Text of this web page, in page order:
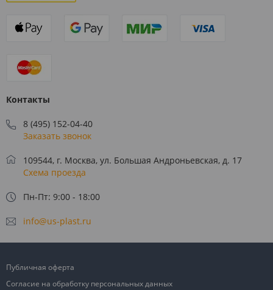
Контакты
8 (495) 152-04-40
Заказать звонок
109544, г. Москва, ул. Большая Андроньевская, д. 17
Схема проезда
Пн-Пт: 9:00 - 18:00
info@us-plast.ru
Публичная оферта
Согласие на обработку персональных данных